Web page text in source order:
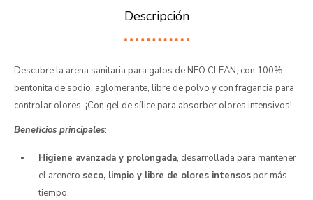
Descripción
Descubre la arena sanitaria para gatos de NEO CLEAN, con 100%
bentonita de sodio, aglomerante, libre de polvo y con fragancia para
controlar olores. ¡Con gel de sílice para absorber olores intensivos!
Beneficios principales:
Higiene avanzada y prolongada, desarrollada para mantener
el arenero seco, limpio y libre de olores intensos por más
tiempo.